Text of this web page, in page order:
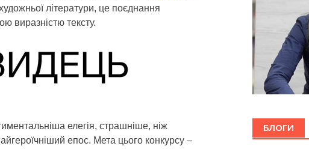
літератури, це поєднання
виразністю тексту.
елегія, страшніше, ніж
епос. Мета цього конкурсу –
БЛОГИ